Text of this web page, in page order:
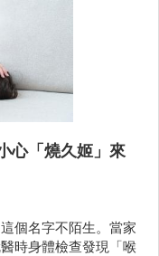
心「燒久姬」來
個名字不陌生。當家
時身體檢查發現「喉